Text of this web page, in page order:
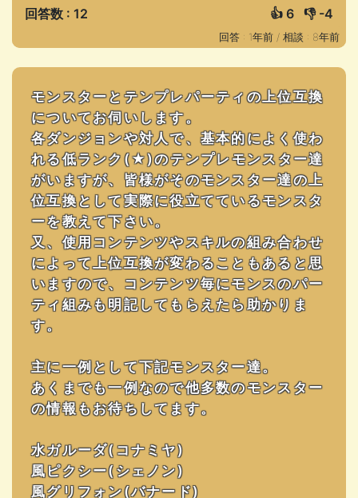
回答数 : 12 👍 6 👎 -4
回答 : 1年前 / 相談 : 8年前
モンスターとテンプレパーティの上位互換
についてお伺いします。
各ダンジョンや対人で、基本的によく使わ
れる低ランク(★)のテンプレモンスター達
がいますが、皆様がそのモンスター達の上
位互換として実際に役立てているモンスタ
ーを教えて下さい。
又、使用コンテンツやスキルの組み合わせ
によって上位互換が変わることもあると思
いますので、コンテンツ毎にモンスのパー
ティ組みも明記してもらえたら助かりま
す。
主に一例として下記モンスター達。
あくまでも一例なので他多数のモンスター
の情報もお待ちしてます。
水ガルーダ(コナミヤ)
風ピクシー(シェノン)
風グリフォン(バナード)